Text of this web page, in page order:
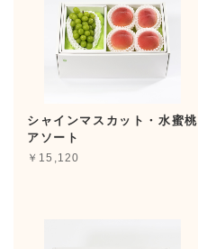
シャインマスカット・水蜜桃
アソート
￥15,120